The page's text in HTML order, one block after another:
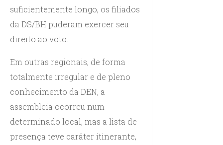
suficientemente longo, os filiados
da DS/BH puderam exercer seu
direito ao voto.
Em outras regionais, de forma
totalmente irregular e de pleno
conhecimento da DEN, a
assembleia ocorreu num
determinado local, mas a lista de
presença teve caráter itinerante,